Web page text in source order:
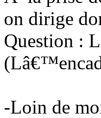
on dirige
Question :
-Loin de